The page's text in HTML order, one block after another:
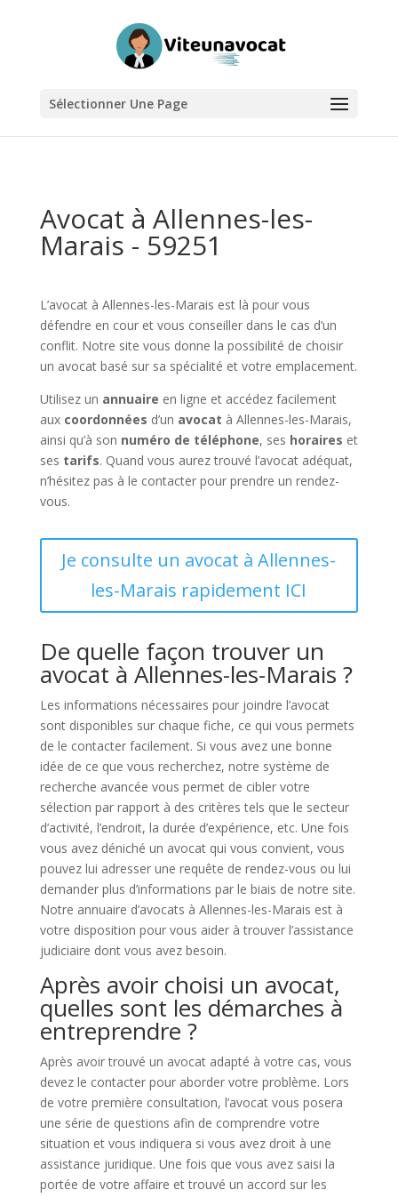
Sélectionner Une Page
Avocat à Allennes-les-
Marais - 59251
L’avocat à Allennes-les-Marais est là pour vous
défendre en cour et vous conseiller dans le cas d’un
conflit. Notre site vous donne la possibilité de choisir
un avocat basé sur sa spécialité et votre emplacement.
Utilisez un annuaire en ligne et accédez facilement
aux coordonnées d’un avocat à Allennes-les-Marais,
ainsi qu’à son numéro de téléphone, ses horaires et
ses tarifs. Quand vous aurez trouvé l’avocat adéquat,
n’hésitez pas à le contacter pour prendre un rendez-
vous.
Je consulte un avocat à Allennes-
les-Marais rapidement ICI
De quelle façon trouver un
avocat à Allennes-les-Marais ?
Les informations nécessaires pour joindre l’avocat
sont disponibles sur chaque fiche, ce qui vous permets
de le contacter facilement. Si vous avez une bonne
idée de ce que vous recherchez, notre système de
recherche avancée vous permet de cibler votre
sélection par rapport à des critères tels que le secteur
d’activité, l’endroit, la durée d’expérience, etc. Une fois
vous avez déniché un avocat qui vous convient, vous
pouvez lui adresser une requête de rendez-vous ou lui
demander plus d’informations par le biais de notre site.
Notre annuaire d’avocats à Allennes-les-Marais est à
votre disposition pour vous aider à trouver l’assistance
judiciaire dont vous avez besoin.
Après avoir choisi un avocat,
quelles sont les démarches à
entreprendre ?
Après avoir trouvé un avocat adapté à votre cas, vous
devez le contacter pour aborder votre problème. Lors
de votre première consultation, l’avocat vous posera
une série de questions afin de comprendre votre
situation et vous indiquera si vous avez droit à une
assistance juridique. Une fois que vous avez saisi la
portée de votre affaire et trouvé un accord sur les